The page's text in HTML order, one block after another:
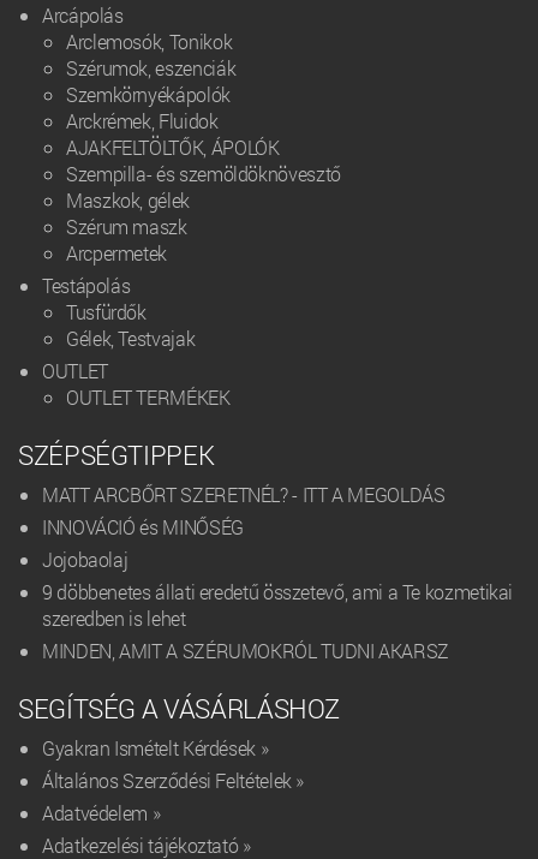
Arcápolás
Arclemosók, Tonikok
Szérumok, eszenciák
Szemkörnyékápolók
Arckrémek, Fluidok
AJAKFELTÖLTŐK, ÁPOLÓK
Szempilla- és szemöldöknövesztő
Maszkok, gélek
Szérum maszk
Arcpermetek
Testápolás
Tusfürdők
Gélek, Testvajak
OUTLET
OUTLET TERMÉKEK
SZÉPSÉGTIPPEK
MATT ARCBŐRT SZERETNÉL? - ITT A MEGOLDÁS
INNOVÁCIÓ és MINŐSÉG
Jojobaolaj
9 döbbenetes állati eredetű összetevő, ami a Te kozmetikai
szeredben is lehet
MINDEN, AMIT A SZÉRUMOKRÓL TUDNI AKARSZ
SEGÍTSÉG A VÁSÁRLÁSHOZ
Gyakran Ismételt Kérdések »
Általános Szerződési Feltételek »
Adatvédelem »
Adatkezelési tájékoztató »